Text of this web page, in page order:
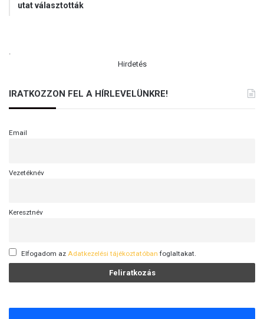
utat választották
.
Hirdetés
IRATKOZZON FEL A HÍRLEVELÜNKRE!
Email
Vezetéknév
Keresztnév
Elfogadom az Adatkezelési tájékoztatóban foglaltakat.